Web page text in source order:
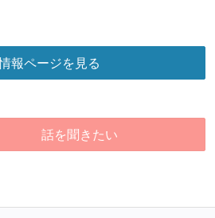
アップミーティング、またはそれ
打ち合わせを行っている
後などに、定期的にチームでふり
デリバリー）を行っている
備
たコードのマージは Pull Request
報ページを見る
話を聞きたい